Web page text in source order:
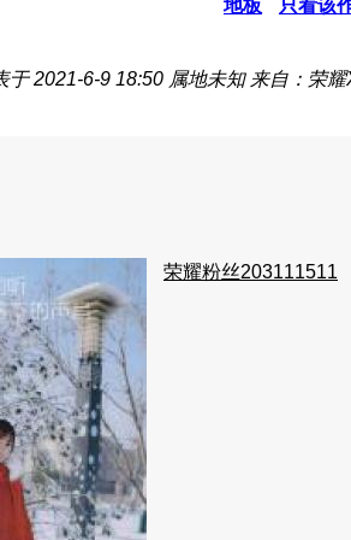
地板 只看该
于 2021-6-9 18:50 属地未知 来自：荣
荣耀粉丝203111511